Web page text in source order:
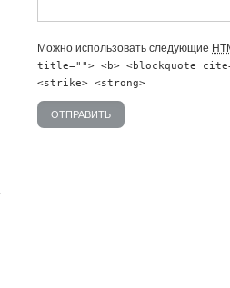
Можно использовать следующие
title=""> <b> <blockquote
<strike> <strong>